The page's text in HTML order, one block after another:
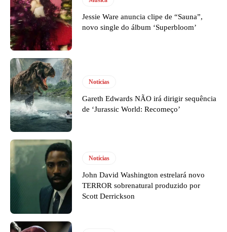
Jessie Ware anuncia clipe de “Sauna”,
novo single do álbum ‘Superbloom’
Notícias
Gareth Edwards NÃO irá dirigir sequência
de ‘Jurassic World: Recomeço’
Notícias
John David Washington estrelará novo
TERROR sobrenatural produzido por
Scott Derrickson